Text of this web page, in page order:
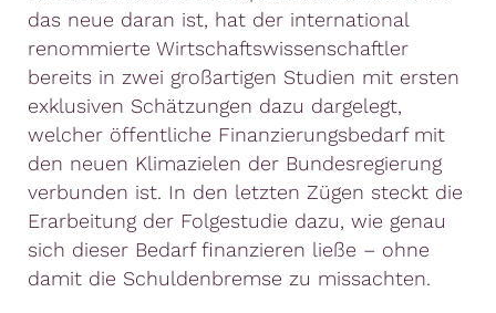
das neue daran ist, hat der international
renommierte Wirtschaftswissenschaftler
bereits in zwei großartigen Studien mit ersten
exklusiven Schätzungen dazu dargelegt,
welcher öffentliche Finanzierungsbedarf mit
den neuen Klimazielen der Bundesregierung
verbunden ist. In den letzten Zügen steckt die
Erarbeitung der Folgestudie dazu, wie genau
sich dieser Bedarf finanzieren ließe – ohne
damit die Schuldenbremse zu missachten.